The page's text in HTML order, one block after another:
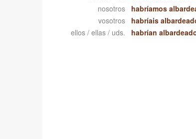
nosotros
habríamos
vosotros
habríais
ellos / ellas / uds.
habrían